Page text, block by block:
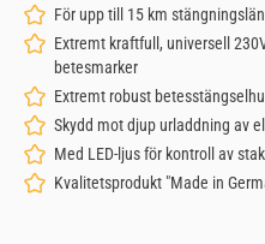
För upp till 15 km
Extremt kraftfull, universell
betesmarker
Extremt robust
Skydd mot djup urladdning av
Med LED-ljus för kontroll av
Kvalitetsprodukt "Made in